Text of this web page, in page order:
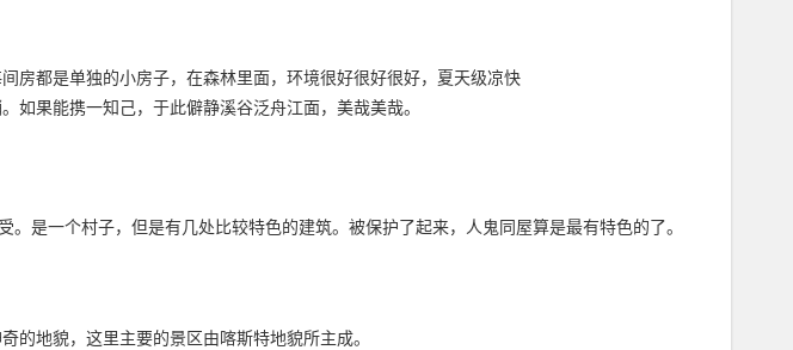
房都是单独的小房子，在森林里面，环境很好很好很好，夏天级凉快
果能携一知己，于此僻静溪谷泛舟江面，美哉美哉。
是一个村子，但是有几处比较特色的建筑。被保护了起来，人鬼同屋算是最有特色的了。
的地貌，这里主要的景区由喀斯特地貌所主成。